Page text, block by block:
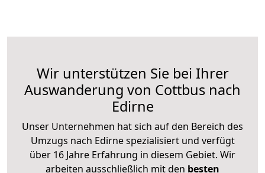
Wir unterstützen Sie bei Ihrer
Auswanderung von Cottbus nach
Edirne
Unser Unternehmen hat sich auf den Bereich des
Umzugs nach Edirne spezialisiert und verfügt
über 16 Jahre Erfahrung in diesem Gebiet. Wir
arbeiten ausschließlich mit den besten